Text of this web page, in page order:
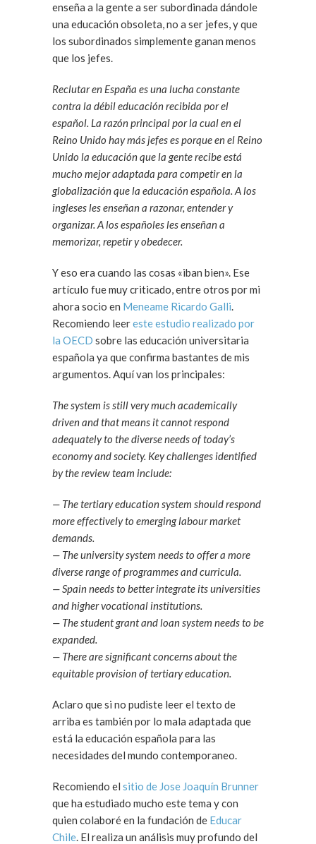
enseña a la gente a ser subordinada dándole
una educación obsoleta, no a ser jefes, y que
los subordinados simplemente ganan menos
que los jefes.
Reclutar en España es una lucha constante
contra la débil educación recibida por el
español. La razón principal por la cual en el
Reino Unido hay más jefes es porque en el Reino
Unido la educación que la gente recibe está
mucho mejor adaptada para competir en la
globalización que la educación española. A los
ingleses les enseñan a razonar, entender y
organizar. A los españoles les enseñan a
memorizar, repetir y obedecer.
Y eso era cuando las cosas «iban bien». Ese
artículo fue muy criticado, entre otros por mi
ahora socio en Meneame Ricardo Galli.
Recomiendo leereste estudio realizado por
la OECD sobre las educación universitaria
española ya que confirma bastantes de mis
argumentos. Aquí van los principales:
The system is still very much academically
driven and that means it cannot respond
adequately to the diverse needs of today’s
economy and society. Key challenges identified
by the review team include:
— The tertiary education system should respond
more effectively to emerging labour market
demands.
— The university system needs to offer a more
diverse range of programmes and curricula.
— Spain needs to better integrate its universities
and higher vocational institutions.
— The student grant and loan system needs to be
expanded.
— There are significant concerns about the
equitable provision of tertiary education.
Aclaro que si no pudiste leer el texto de
arriba es también por lo mala adaptada que
está la educación española para las
necesidades del mundo contemporaneo.
Recomiendo el sitio de Jose Joaquín Brunner
que ha estudiado mucho este tema y con
quien colaboré en la fundación de Educar
Chile. El realiza un análisis muy profundo del